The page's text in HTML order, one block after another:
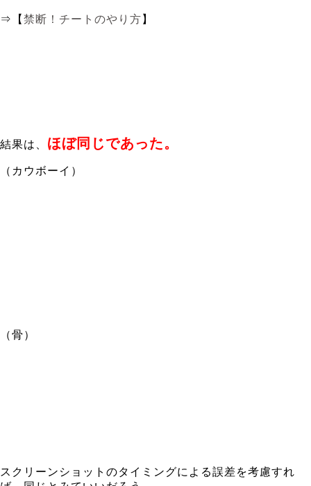
⇒【 禁断！チートのやり方 】
結果は、 ほぼ同じであった。
（カウボーイ）
（骨）
スクリーンショットのタイミングによる誤差を考慮すれ